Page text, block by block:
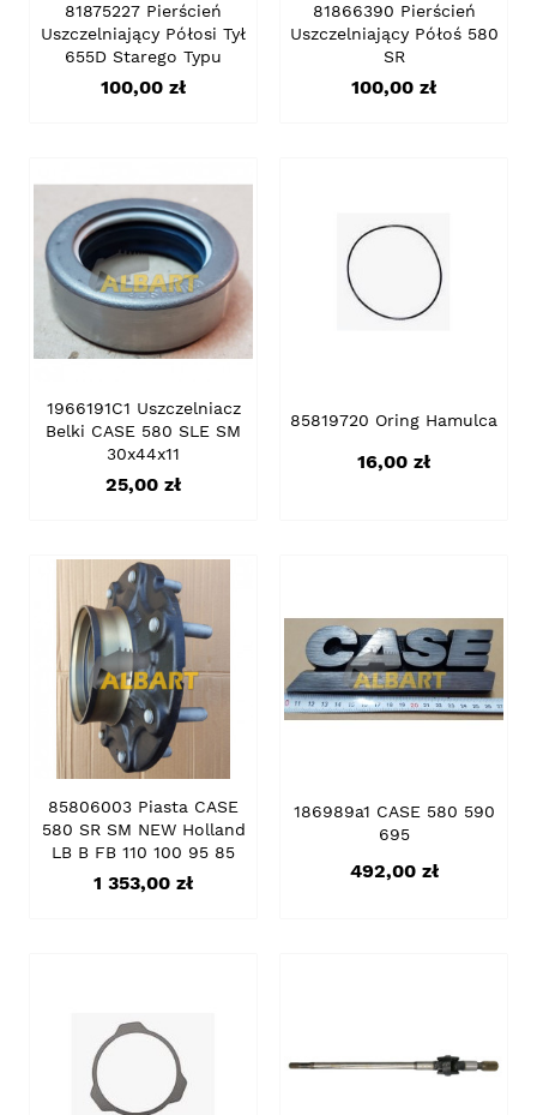
81875227 Pierścień
Uszczelniający Półosi Tył
655D Starego Typu
Cena
100,00 zł
81866390 Pierścień
Uszczelniający Półoś 580
SR
Cena
100,00 zł
1966191C1 Uszczelniacz
Belki CASE 580 SLE SM
30x44x11
Cena
25,00 zł
85819720 Oring Hamulca
Cena
16,00 zł
85806003 Piasta CASE
580 SR SM NEW Holland
LB B FB 110 100 95 85
Cena
1 353,00 zł
186989a1 CASE 580 590
695
Cena
492,00 zł